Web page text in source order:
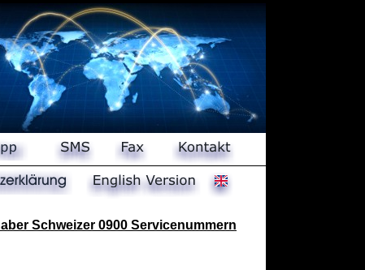
Schweizer 0900 Servicenummern